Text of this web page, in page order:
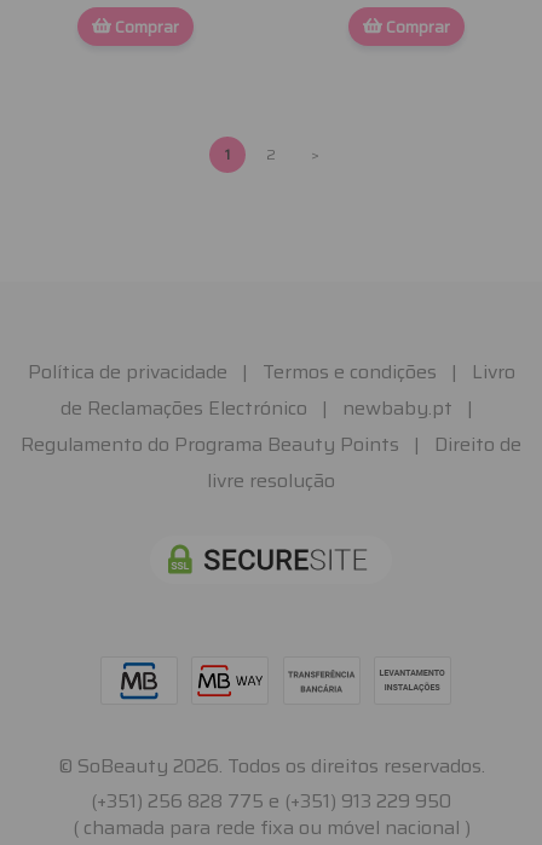
Comprar Comprar
1 2 >
Política de privacidade | Termos e condições | Livro
de Reclamações Electrónico | newbaby.pt |
Regulamento do Programa Beauty Points | Direito de
livre resolução
© SoBeauty 2026. Todos os direitos reservados.
(+351) 256 828 775 e (+351) 913 229 950
( chamada para rede fixa ou móvel nacional )